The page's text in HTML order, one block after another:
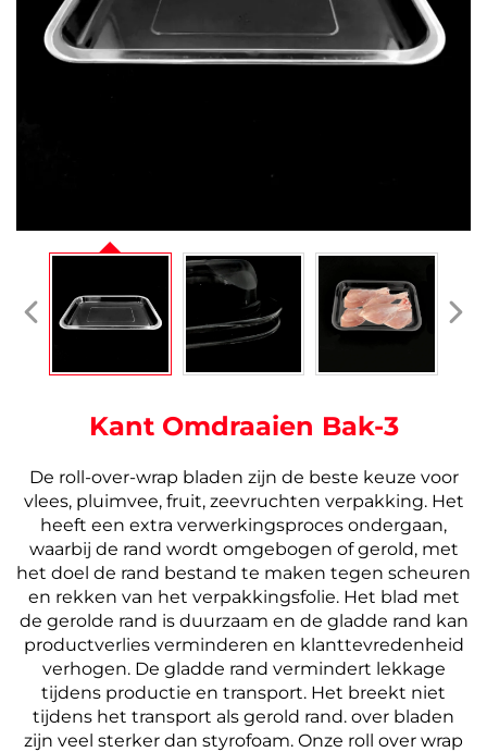
Kant Omdraaien Bak-3
De roll-over-wrap bladen zijn de beste keuze voor
vlees, pluimvee, fruit, zeevruchten verpakking. Het
heeft een extra verwerkingsproces ondergaan,
waarbij de rand wordt omgebogen of gerold, met
het doel de rand bestand te maken tegen scheuren
en rekken van het verpakkingsfolie. Het blad met
de gerolde rand is duurzaam en de gladde rand kan
productverlies verminderen en klanttevredenheid
verhogen. De gladde rand vermindert lekkage
tijdens productie en transport. Het breekt niet
tijdens het transport als gerold rand. over bladen
zijn veel sterker dan styrofoam. Onze roll over wrap